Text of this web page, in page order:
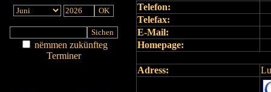
nëmmen zukünfteg
Terminer
Telefon:
Telefax:
E-Mail:
Homepage:
Adress: